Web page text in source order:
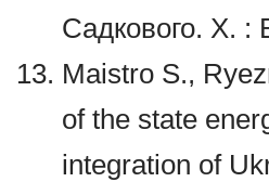
Садкового. Х.
Maistro S.,
of the state
integration of